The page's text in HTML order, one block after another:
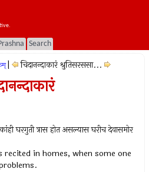
Search
चिदानन्दाकारं श्रुतिसरससा...
घरगुती त्रास होत असल्यास घरीच देवासमोर
recited in homes, when some one